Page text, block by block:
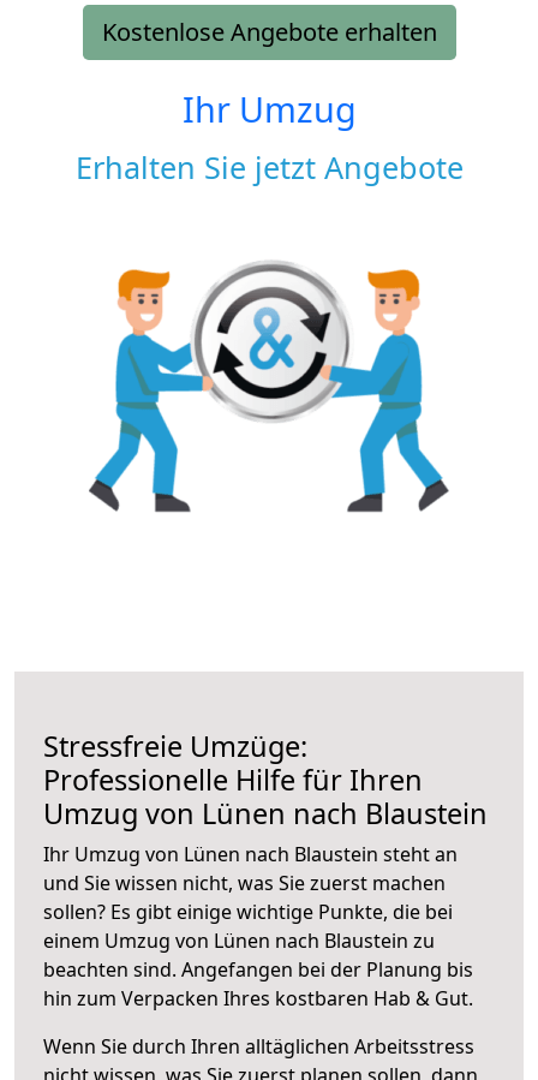
Kostenlose Angebote erhalten
Ihr Umzug
Erhalten Sie jetzt Angebote
Stressfreie Umzüge:
Professionelle Hilfe für Ihren
Umzug von Lünen nach Blaustein
Ihr Umzug von Lünen nach Blaustein steht an
und Sie wissen nicht, was Sie zuerst machen
sollen? Es gibt einige wichtige Punkte, die bei
einem Umzug von Lünen nach Blaustein zu
beachten sind. Angefangen bei der Planung bis
hin zum Verpacken Ihres kostbaren Hab & Gut.
Wenn Sie durch Ihren alltäglichen Arbeitsstress